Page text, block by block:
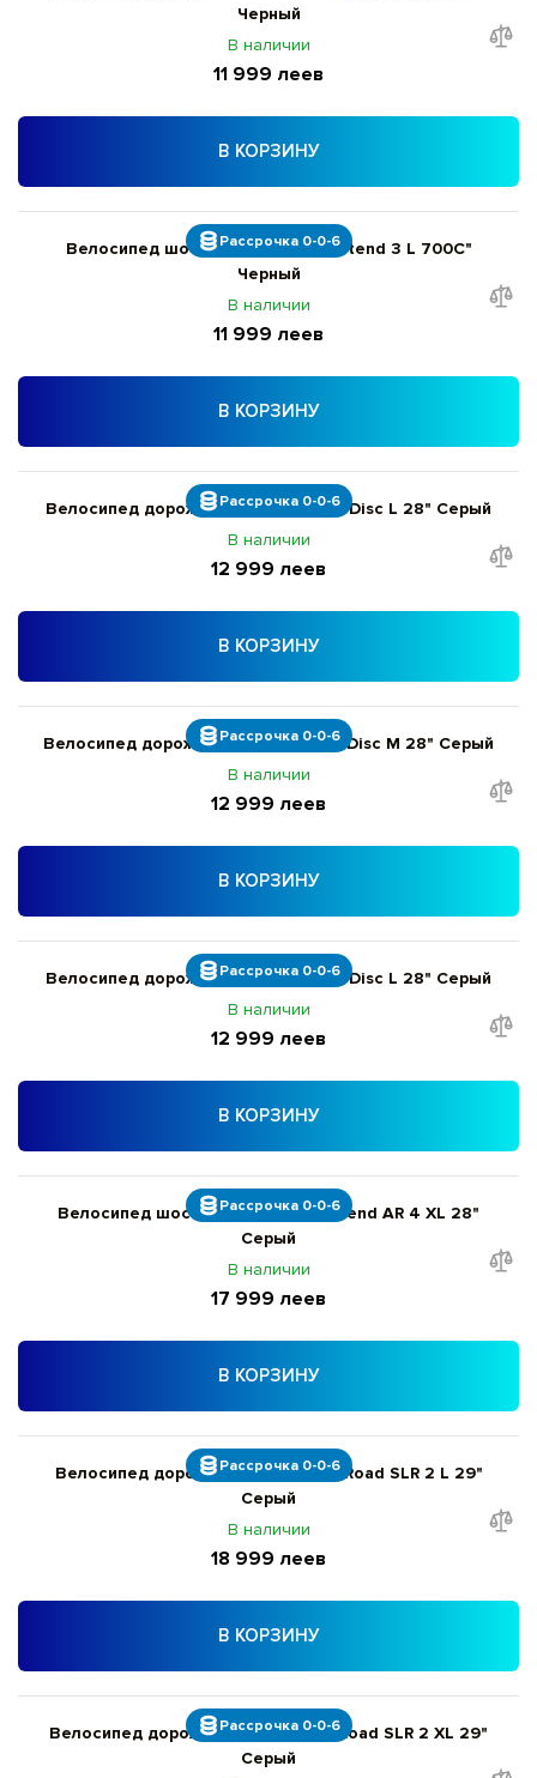
Черный
В наличии
11 999 леев
В КОРЗИНУ
Рассрочка 0-0-6
Велосипед шоссейный Giant Contend 3 L 700C"
Черный
В наличии
11 999 леев
В КОРЗИНУ
Рассрочка 0-0-6
Велосипед дорожный Giant Roam 3 Disc L 28" Серый
В наличии
12 999 леев
В КОРЗИНУ
Рассрочка 0-0-6
Велосипед дорожный Giant Roam 3 Disc M 28" Серый
В наличии
12 999 леев
В КОРЗИНУ
Рассрочка 0-0-6
Велосипед дорожный Giant Roam 3 Disc L 28" Серый
В наличии
12 999 леев
В КОРЗИНУ
Рассрочка 0-0-6
Велосипед шоссейный Giant Contend AR 4 XL 28"
Серый
В наличии
17 999 леев
В КОРЗИНУ
Рассрочка 0-0-6
Велосипед дорожный Giant ToughRoad SLR 2 L 29"
Серый
В наличии
18 999 леев
В КОРЗИНУ
Рассрочка 0-0-6
Велосипед дорожный Giant ToughRoad SLR 2 XL 29"
Серый